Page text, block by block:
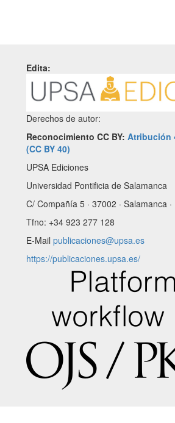
Edita:
Derechos de autor:
Reconocimiento CC BY: Atribución
(CC BY 40)
UPSA Ediciones
Universidad Pontificia de Salamanca
C/ Compañía 5 · 37002 · Salamanca ·
Tfno: +34 923 277 128
E-Mail publicaciones@upsa.es
https://publicaciones.upsa.es/